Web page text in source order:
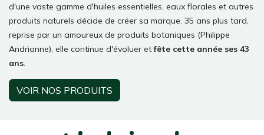
d'une vaste gamme d'huiles essentielles, eaux florales et autres
produits naturels décide de créer sa marque. 35 ans plus tard,
reprise par un amoureux de produits botaniques (Philippe
Andrianne), elle continue d'évoluer etfête cette année ses 43
ans.
VOIR NOS PRODUITS